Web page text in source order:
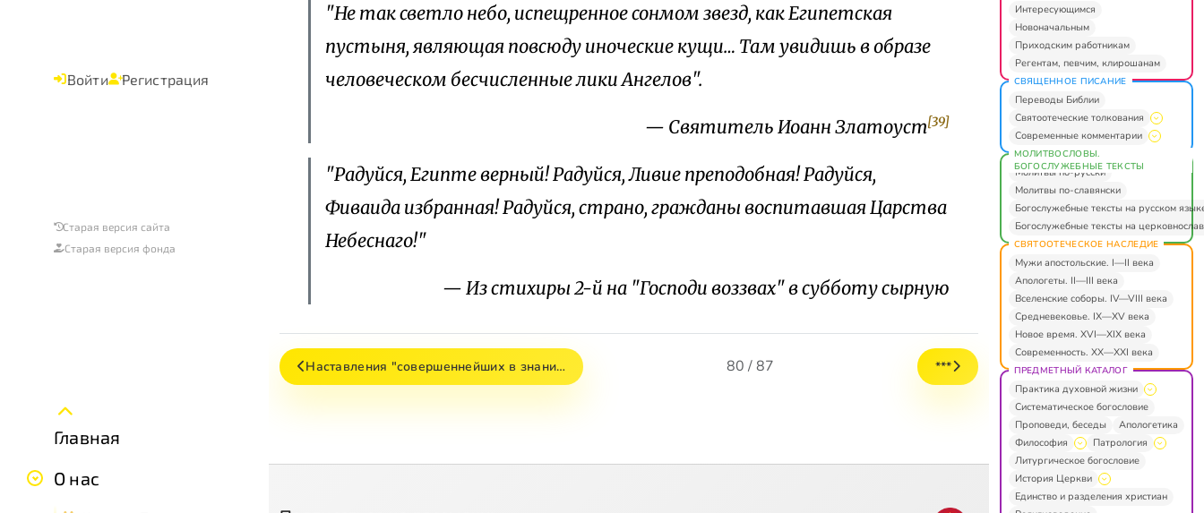
Войти Регистрация
Старая версия сайта
Старая версия фонда
Главная
О нас
"Не так светло небо, испещренное сонмом звезд, как Египетская
пустыня, являющая повсюду иноческие кущи… Там увидишь в образе
человеческом бесчисленные лики Ангелов".
— Святитель Иоанн Златоуст[39]
"Радуйся, Египте верный! Радуйся, Ливие преподобная! Радуйся,
Фиваида избранная! Радуйся, страно, гражданы воспитавшая Царства
Небеснаго!"
— Из стихиры 2-й на "Господи воззвах" в субботу сырную
Наставления "совершеннейших в знани… 80 / 87 ***
Интересующимся
Новоначальным
Приходским работникам
Регентам, певчим, клирошанам
СВЯЩЕННОЕ ПИСАНИЕ
Переводы Библии
Святоотеческие толкования
Современные комментарии
МОЛИТВОСЛОВЫ.
БОГОСЛУЖЕБНЫЕ ТЕКСТЫ
Молитвы по-русски
Молитвы по-славянски
Богослужебные тексты на русском
Богослужебные тексты на
СВЯТООТЕЧЕСКОЕ НАСЛЕДИЕ
Мужи апостольские. I—II века
Апологеты. II—III века
Вселенские соборы. IV—VIII века
Средневековье. IX—XV века
Новое время. XVI—XIX века
Современность. XX—XXI века
ПРЕДМЕТНЫЙ КАТАЛОГ
Практика духовной жизни
Систематическое богословие
Проповеди, беседы
Апологетика
Философия
Патрология
Литургическое богословие
История Церкви
Единство и разделения христиан